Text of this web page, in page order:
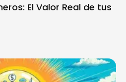
El Valor Real de tus